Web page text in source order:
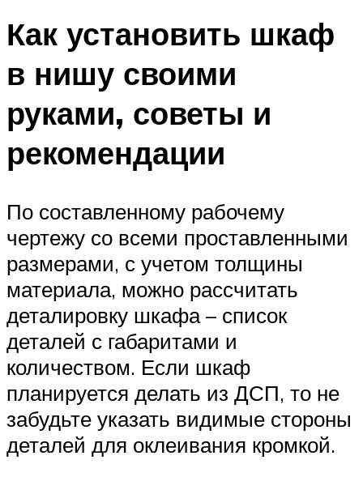
Как установить шкаф
в нишу своими
руками, советы и
рекомендации
По составленному рабочему
чертежу со всеми проставленными
размерами, с учетом толщины
материала, можно рассчитать
деталировку шкафа – список
деталей с габаритами и
количеством. Если шкаф
планируется делать из ДСП, то не
забудьте указать видимые стороны
деталей для оклеивания кромкой.